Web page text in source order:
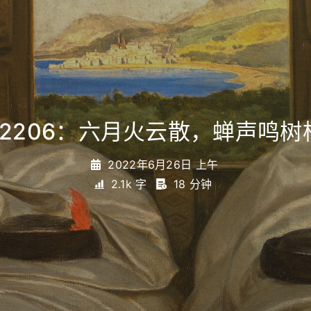
：六月火云散，蝉声鸣
2022年6月26日 上午
2.1k 字
18 分钟